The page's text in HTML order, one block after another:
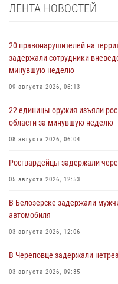
ЛЕНТА НОВОСТЕЙ
20 правонарушителей на
задержали сотрудники
минувшую неделю
09 августа 2026, 06:13
22 единицы оружия изъяли
области за минувшую неделю
08 августа 2026, 06:04
Росгвардейцы задержали
05 августа 2026, 12:53
В Белозерске задержали
автомобиля
03 августа 2026, 12:06
В Череповце задержали
03 августа 2026, 09:35